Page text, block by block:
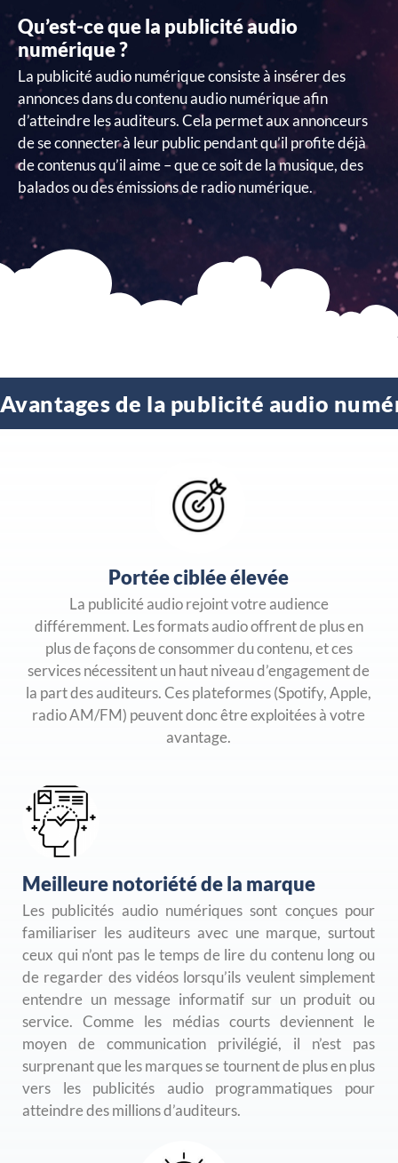
Qu’est-ce que la publicité audio
numérique ?
La publicité audio numérique consiste à insérer des
annonces dans du contenu audio numérique afin
d’atteindre les auditeurs. Cela permet aux annonceurs
de se connecter à leur public pendant qu’il profite déjà
de contenus qu’il aime – que ce soit de la musique, des
balados ou des émissions de radio numérique.
Avantages de la publicité audio
Portée ciblée élevée
La publicité audio rejoint votre audience
différemment. Les formats audio offrent de plus en
plus de façons de consommer du contenu, et ces
services nécessitent un haut niveau d’engagement de
la part des auditeurs. Ces plateformes (Spotify, Apple,
radio AM/FM) peuvent donc être exploitées à votre
avantage.
Meilleure notoriété de la marque
Les publicités audio numériques sont conçues pour
familiariser les auditeurs avec une marque, surtout
ceux qui n’ont pas le temps de lire du contenu long ou
de regarder des vidéos lorsqu’ils veulent simplement
entendre un message informatif sur un produit ou
service. Comme les médias courts deviennent le
moyen de communication privilégié, il n’est pas
surprenant que les marques se tournent de plus en plus
vers les publicités audio programmatiques pour
atteindre des millions d’auditeurs.